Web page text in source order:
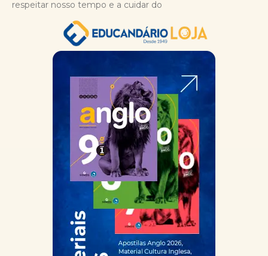
respeitar nosso tempo e a cuidar do